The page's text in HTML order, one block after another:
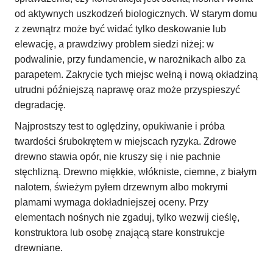
od aktywnych uszkodzeń biologicznych. W starym domu
z zewnątrz może być widać tylko deskowanie lub
elewację, a prawdziwy problem siedzi niżej: w
podwalinie, przy fundamencie, w narożnikach albo za
parapetem. Zakrycie tych miejsc wełną i nową okładziną
utrudni późniejszą naprawę oraz może przyspieszyć
degradację.
Najprostszy test to oględziny, opukiwanie i próba
twardości śrubokrętem w miejscach ryzyka. Zdrowe
drewno stawia opór, nie kruszy się i nie pachnie
stęchlizną. Drewno miękkie, włókniste, ciemne, z białym
nalotem, świeżym pyłem drzewnym albo mokrymi
plamami wymaga dokładniejszej oceny. Przy
elementach nośnych nie zgaduj, tylko wezwij cieślę,
konstruktora lub osobę znającą stare konstrukcje
drewniane.